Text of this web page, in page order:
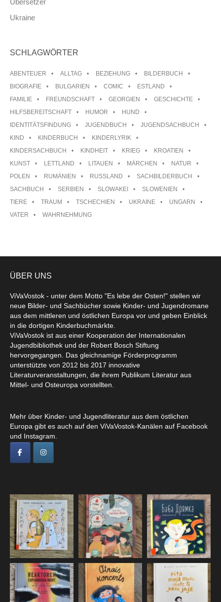
Übersetzer
Ukraine
SCHLAGWÖRTER
ABENTEUER ALLTAG BEZIEHUNG
BILDERBUCH
BIOGRAFIE
BULGARIEN COMIC
ESTLAND
FAMILIE
FREUNDSCHAFT GEORGIEN
GESCHICHTE
HILFSBEREITSCHAFT
HUMOR
HUND
IDENTITÄTSFINDUNG
JUGENDBUCH
JUGENDSACHBUCH
KIND
KINDERBUCH
KINDERLYRIK
KINDERSACHBUCH
KINDHEIT KRIEG
KROATIEN
KUNST
LETTLAND LITAUEN MÄRCHEN
NATUR
POLEN
RUMÄNIEN RUSSLAND
SACHBILDERBUCH
SACHBUCH
SERBIEN SLOWAKEI
SLOWENIEN
TIERE
TRAUM TSCHECHIEN UKRAINE
UNGARN
VATER
WAHRNEHMUNG
ÜBER UNS
ViVaVostok - unter dem Motto "Es lebe der Osten!" stellen wir
neue Bilder- und Sachbücher sowie Kinder- und Jugendromane
aus dem mittleren und östlichen Europa vor und geben Einblick
in die dortigen Kinderbuchmärkte.
ViVaVostok ist aus einer Kooperation der Internationalen
Jugendbibliothek und der Robert Bosch Stiftung
hervorgegangen. Das gleichnamige Förderprogramm
unterstützte von 2012 bis 2017 innovative
Literaturveranstaltungen, die ihrem Publikum Literatur aus
Mittel- und Osteuropa vorstellten.
Mehr über Kinder- und Jugendliteratur aus dem östlichen
Europa gibt es auch auf den ViVaVostok-Kanälen auf Facebook
und Instagram.